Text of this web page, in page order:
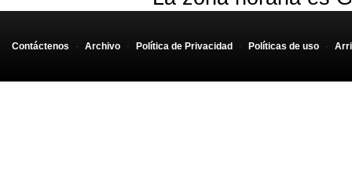
Contáctenos - Archivo - Política de Privacidad - Políticas de uso -